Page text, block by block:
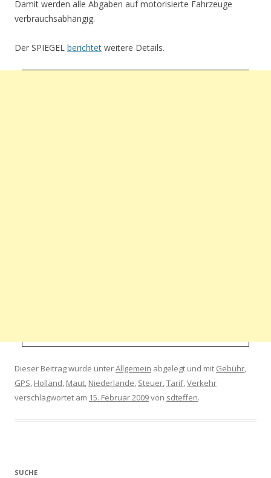
Damit werden alle Abgaben auf motorisierte Fahrzeuge
verbrauchsabhängig.
Der SPIEGEL berichtet weitere Details.
Dieser Beitrag wurde unterAllgemein abgelegt und mit Gebühr,
GPS, Holland, Maut, Niederlande, Steuer,Tarif,Verkehr
verschlagwortet am 15. Februar 2009von sdteffen.
SUCHE